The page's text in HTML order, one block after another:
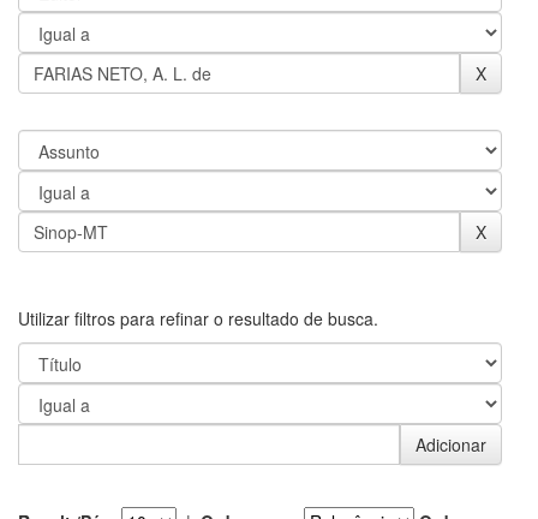
Utilizar filtros para refinar o resultado de busca.